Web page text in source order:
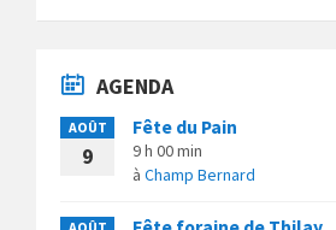
AGENDA
AOÛT
9
Fête du Pain
9 h 00 min
à Champ Bernard